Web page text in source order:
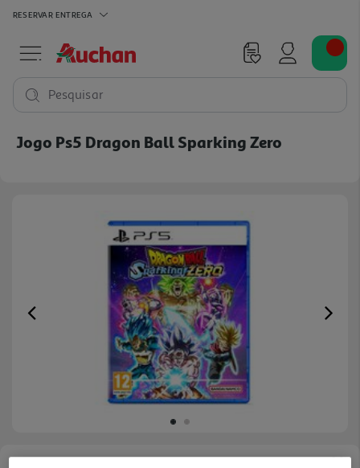
RESERVAR ENTREGA
Pesquisar
Jogo Ps5 Dragon Ball Sparking Zero
Previous